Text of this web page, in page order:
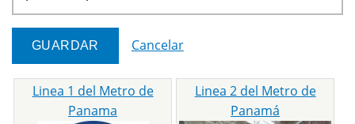
Cancelar
Linea 1 del Metro de
Panama
Linea 2 del Metro de
Panamá